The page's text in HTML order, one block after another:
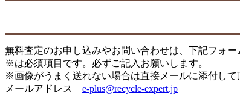
無料査定のお申し込みやお問い合わせは、下記フォ
※は必須項目です。必ずご記入お願いします。
※画像がうまく送れない場合は直接メールに添付して
メールアドレス e-plus@recycle-expert.jp